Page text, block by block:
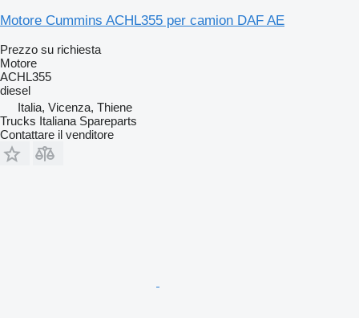
Motore Cummins ACHL355 per camion DAF AE
Prezzo su richiesta
Motore
ACHL355
diesel
Italia, Vicenza, Thiene
Trucks Italiana Spareparts
Contattare il venditore